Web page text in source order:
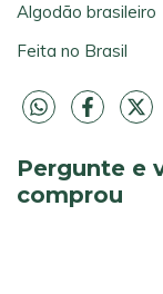
Algodão brasileiro
Feita no Brasil
Pergunte e
comprou